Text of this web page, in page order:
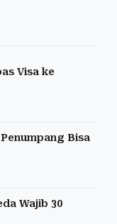
Visa ke
Bisa
Wajib 30